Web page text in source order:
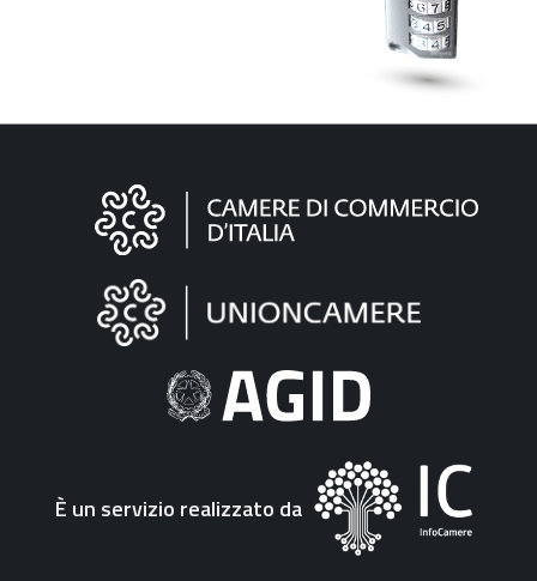
Informazioni
"Fattura
Elettronica"
È un servizio realizzato da